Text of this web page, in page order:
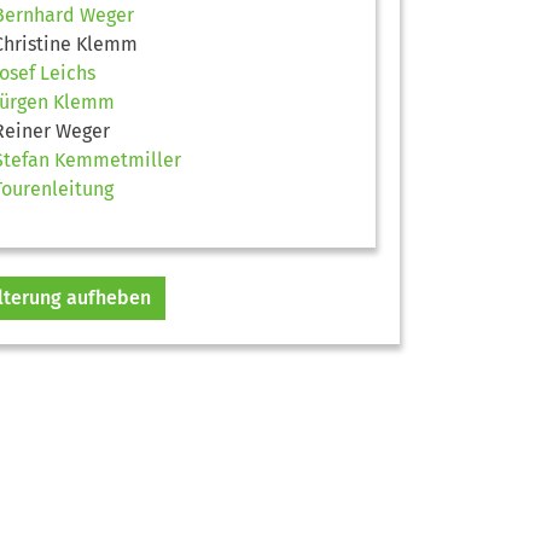
Weger
Klemm
Leichs
Klemm
Weger
Kemmetmiller
aufheben